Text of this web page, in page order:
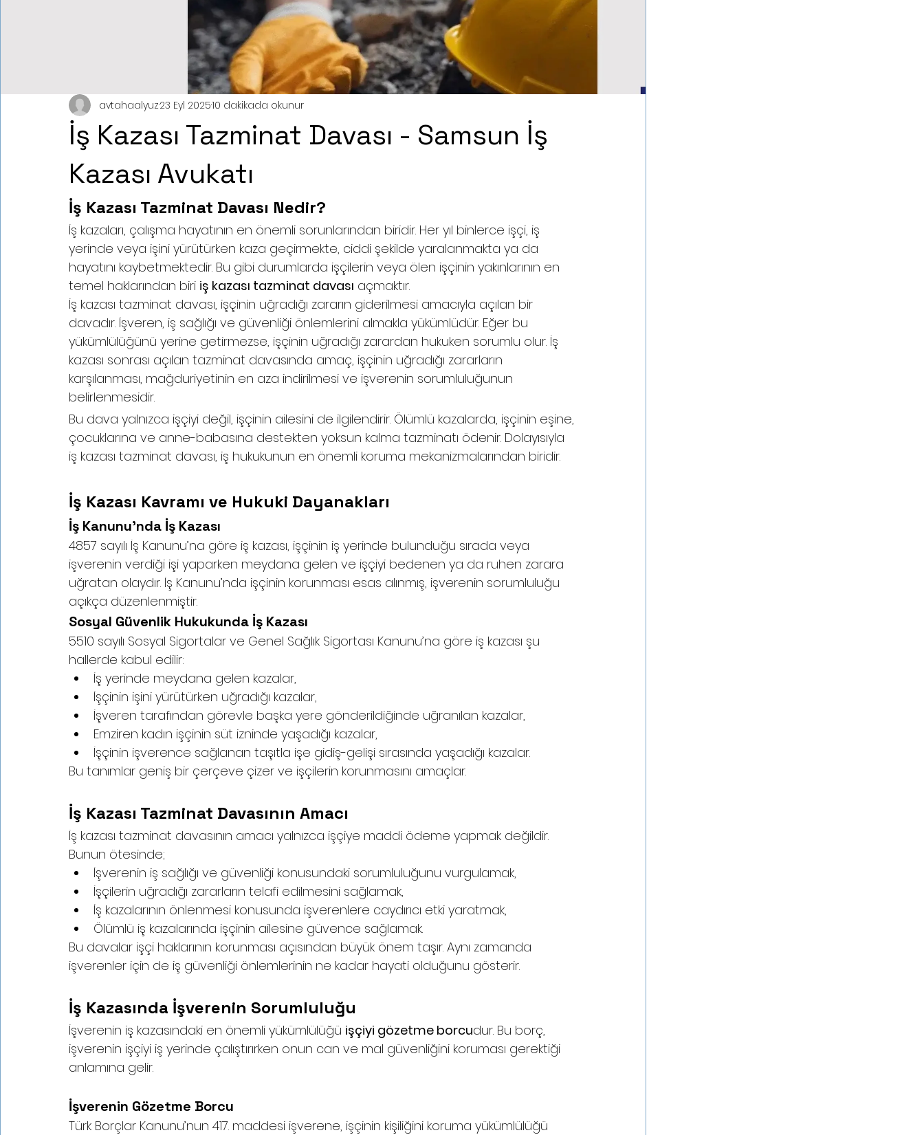
İş Kazası Tazminat Davası - Samsun İş
Kazası Avukatı
avtahaalyuz23 Eyl 202510 dakikada okunur
İş Kazası Tazminat Davası Nedir?
İş kazaları, çalışma hayatının en önemli sorunlarından biridir. Her yıl binlerce işçi, iş
yerinde veya işini yürütürken kaza geçirmekte, ciddi şekilde yaralanmakta ya da
hayatını kaybetmektedir. Bu gibi durumlarda işçilerin veya ölen işçinin yakınlarının en
temel haklarından biri iş kazası tazminat davası açmaktır.
İş kazası tazminat davası, işçinin uğradığı zararın giderilmesi amacıyla açılan bir
davadır. İşveren, iş sağlığı ve güvenliği önlemlerini almakla yükümlüdür. Eğer bu
yükümlülüğünü yerine getirmezse, işçinin uğradığı zarardan hukuken sorumlu olur. İş
kazası sonrası açılan tazminat davasında amaç, işçinin uğradığı zararların
karşılanması, mağduriyetinin en aza indirilmesi ve işverenin sorumluluğunun
belirlenmesidir.
Bu dava yalnızca işçiyi değil, işçinin ailesini de ilgilendirir. Ölümlü kazalarda, işçinin eşine,
çocuklarına ve anne-babasına destekten yoksun kalma tazminatı ödenir. Dolayısıyla
iş kazası tazminat davası, iş hukukunun en önemli koruma mekanizmalarından biridir.
İş Kazası Kavramı ve Hukuki Dayanakları
İş Kanunu’nda İş Kazası
4857 sayılı İş Kanunu’na göre iş kazası, işçinin iş yerinde bulunduğu sırada veya
işverenin verdiği işi yaparken meydana gelen ve işçiyi bedenen ya da ruhen zarara
uğratan olaydır. İş Kanunu’nda işçinin korunması esas alınmış, işverenin sorumluluğu
açıkça düzenlenmiştir.
Sosyal Güvenlik Hukukunda İş Kazası
5510 sayılı Sosyal Sigortalar ve Genel Sağlık Sigortası Kanunu’na göre iş kazası şu
hallerde kabul edilir:
İş yerinde meydana gelen kazalar,
İşçinin işini yürütürken uğradığı kazalar,
İşveren tarafından görevle başka yere gönderildiğinde uğranılan kazalar,
Emziren kadın işçinin süt izninde yaşadığı kazalar,
İşçinin işverence sağlanan taşıtla işe gidiş-gelişi sırasında yaşadığı kazalar.
Bu tanımlar geniş bir çerçeve çizer ve işçilerin korunmasını amaçlar.
İş Kazası Tazminat Davasının Amacı
İş kazası tazminat davasının amacı yalnızca işçiye maddi ödeme yapmak değildir.
Bunun ötesinde;
İşverenin iş sağlığı ve güvenliği konusundaki sorumluluğunu vurgulamak,
İşçilerin uğradığı zararların telafi edilmesini sağlamak,
İş kazalarının önlenmesi konusunda işverenlere caydırıcı etki yaratmak,
Ölümlü iş kazalarında işçinin ailesine güvence sağlamak.
Bu davalar işçi haklarının korunması açısından büyük önem taşır. Aynı zamanda
işverenler için de iş güvenliği önlemlerinin ne kadar hayati olduğunu gösterir.
İş Kazasında İşverenin Sorumluluğu
İşverenin iş kazasındaki en önemli yükümlülüğü işçiyi gözetme borcudur. Bu borç,
işverenin işçiyi iş yerinde çalıştırırken onun can ve mal güvenliğini koruması gerektiği
anlamına gelir.
İşverenin Gözetme Borcu
Türk Borçlar Kanunu’nun 417. maddesi işverene, işçinin kişiliğini koruma yükümlülüğü